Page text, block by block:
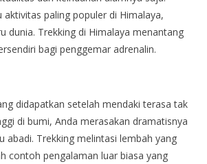
paling populer di Himalaya,
dunia. Trekking di Himalaya menantang
bagi penggemar adrenalin.
didapatkan setelah mendaki terasa tak
di bumi, Anda merasakan dramatisnya
abadi. Trekking melintasi lembah yang
contoh pengalaman luar biasa yang